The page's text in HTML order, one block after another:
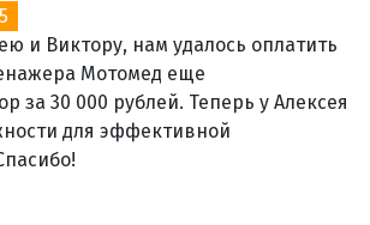
и Виктору, нам удалось оплатить
Мотомед еще
за 30 000 рублей. Теперь у Алексея
для эффективной